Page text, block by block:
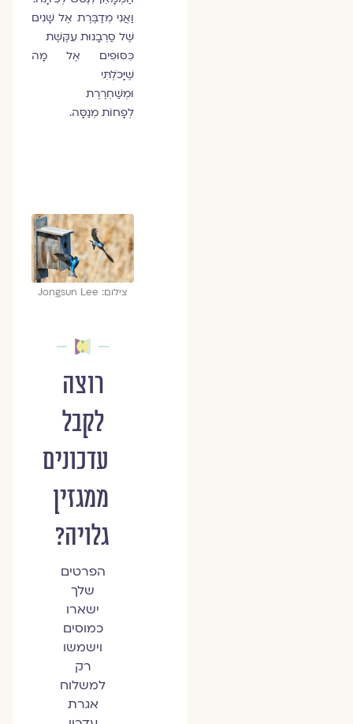
וַאֲנִי מְדַבֶּרֶת אֶל שָׁנִים
שֶׁל סַרְבָנוּת עִקֶּשֶׁת
כִּסּוּפִים אֶל מָה
שֶׁיָּכֹלְתִּי
וּמְשַׁחְרֶרֶת
לְפָחוֹת מְנַסָּה.
צילום: Jongsun Lee
רוצה
לקבל
עדכונים
ממגזין
גלויה?
הפרטים
שלך
ישארו
כמוסים
וישמשו
רק
למשלוח
אגרת